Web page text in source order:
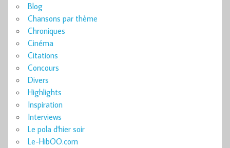
Blog
Chansons par thème
Chroniques
Cinéma
Citations
Concours
Divers
Highlights
Inspiration
Interviews
Le pola d'hier soir
Le-HibOO.com